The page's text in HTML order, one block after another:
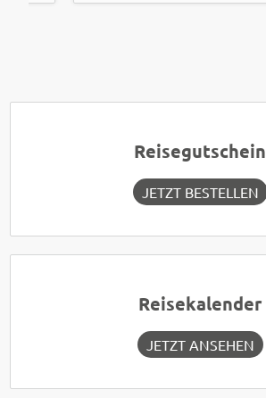
Reisegutschein
JETZT BESTELLEN
Reisekalender
JETZT ANSEHEN